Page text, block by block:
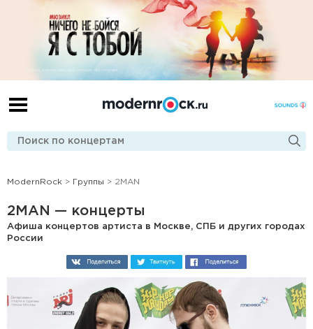
ModernRock > Группы > 2MAN
2MAN — концерты
Афиша концертов артиста в Москве, СПБ и других городах
России